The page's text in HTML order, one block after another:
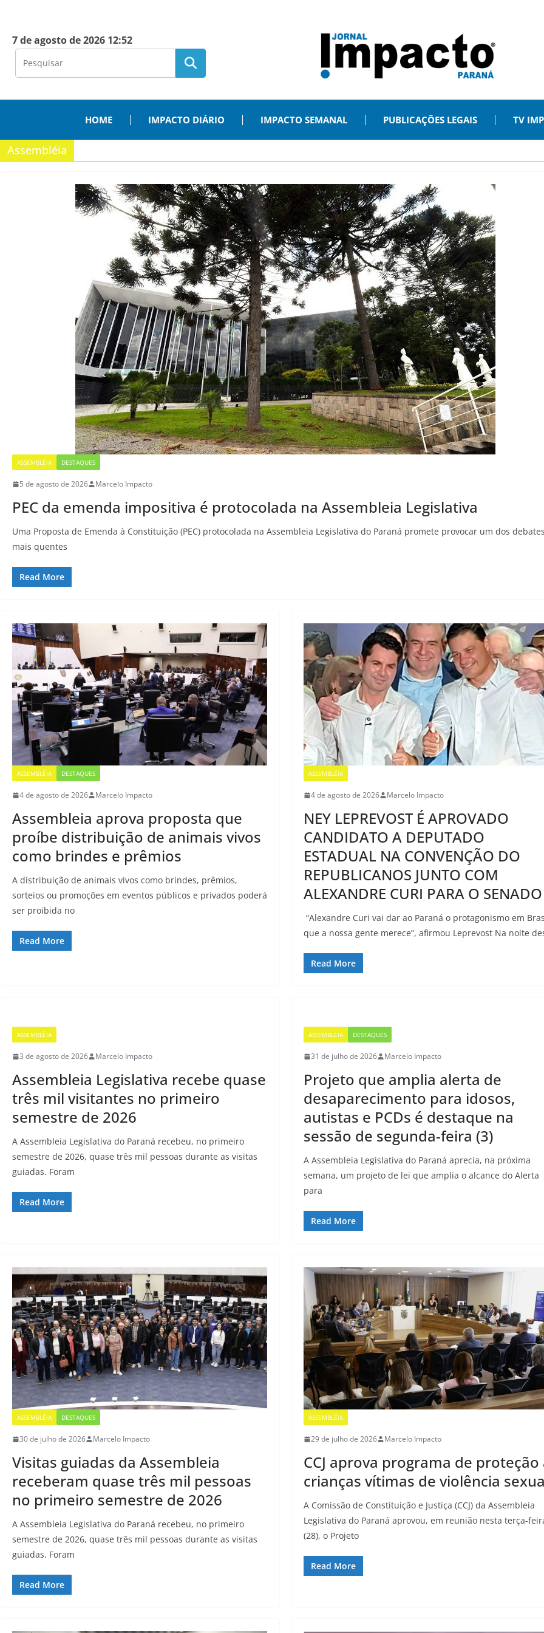
7 de agosto de 2026 12:52
HOME IMPACTO DIÁRIO IMPACTO SEMANAL PUBLICAÇÕES LEGAIS TV
Assembléia
ASSEMBLÉIA DESTAQUES
5 de agosto de 2026 Marcelo Impacto
PEC da emenda impositiva é protocolada na Assembleia Legislativa
Uma Proposta de Emenda à Constituição (PEC) protocolada na Assembleia Legislativa do Paraná promete provocar um dos debates
mais quentes
Read More
ASSEMBLÉIA DESTAQUES
4 de agosto de 2026 Marcelo Impacto
Assembleia aprova proposta que
proíbe distribuição de animais vivos
como brindes e prêmios
A distribuição de animais vivos como brindes, prêmios,
sorteios ou promoções em eventos públicos e privados poderá
ser proibida no
Read More
ASSEMBLÉIA
4 de agosto de 2026 Marcelo Impacto
NEY LEPREVOST É APROVADO
CANDIDATO A DEPUTADO
ESTADUAL NA CONVENÇÃO DO
REPUBLICANOS JUNTO COM
ALEXANDRE CURI PARA O SENADO
“Alexandre Curi vai dar ao Paraná o protagonismo em
que a nossa gente merece”, afirmou Leprevost Na noite
Read More
ASSEMBLÉIA
3 de agosto de 2026 Marcelo Impacto
Assembleia Legislativa recebe quase
três mil visitantes no primeiro
semestre de 2026
A Assembleia Legislativa do Paraná recebeu, no primeiro
semestre de 2026, quase três mil pessoas durante as visitas
guiadas. Foram
Read More
ASSEMBLÉIA DESTAQUES
31 de julho de 2026 Marcelo Impacto
Projeto que amplia alerta de
desaparecimento para idosos,
autistas e PCDs é destaque na
sessão de segunda-feira (3)
A Assembleia Legislativa do Paraná aprecia, na próxima
semana, um projeto de lei que amplia o alcance do Alerta
para
Read More
ASSEMBLÉIA DESTAQUES
30 de julho de 2026 Marcelo Impacto
Visitas guiadas da Assembleia
receberam quase três mil pessoas
no primeiro semestre de 2026
A Assembleia Legislativa do Paraná recebeu, no primeiro
semestre de 2026, quase três mil pessoas durante as visitas
guiadas. Foram
Read More
ASSEMBLÉIA
29 de julho de 2026 Marcelo Impacto
CCJ aprova programa de proteção
crianças vítimas de violência
A Comissão de Constituição e Justiça (CCJ) da Assembleia
Legislativa do Paraná aprovou, em reunião nesta terça-
(28), o Projeto
Read More